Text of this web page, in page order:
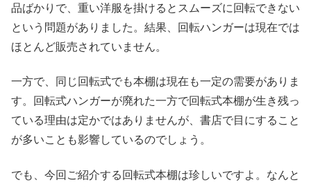
品ばかりで、重い洋服を掛けるとスムーズに回転できない
という問題がありました。結果、回転ハンガーは現在では
ほとんど販売されていません。
一方で、同じ回転式でも本棚は現在も一定の需要がありま
す。回転式ハンガーが廃れた一方で回転式本棚が生き残っ
ている理由は定かではありませんが、書店で目にすること
が多いことも影響しているのでしょう。
でも、今回ご紹介する回転式本棚は珍しいですよ。なんと